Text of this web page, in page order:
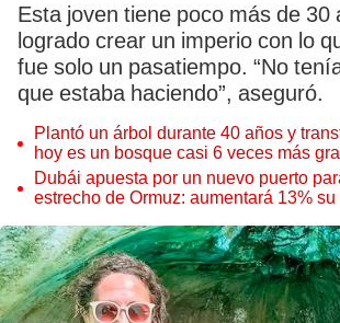
Esta joven tiene poco más de 30
logrado crear un imperio con lo
fue solo un pasatiempo. “No
que estaba haciendo”, aseguró.
Plantó un árbol durante 40 años y
hoy es un bosque casi 6 veces más
Parque de las Leyendas
Dubái apuesta por un nuevo puerto
estrecho de Ormuz: aumentará 13%